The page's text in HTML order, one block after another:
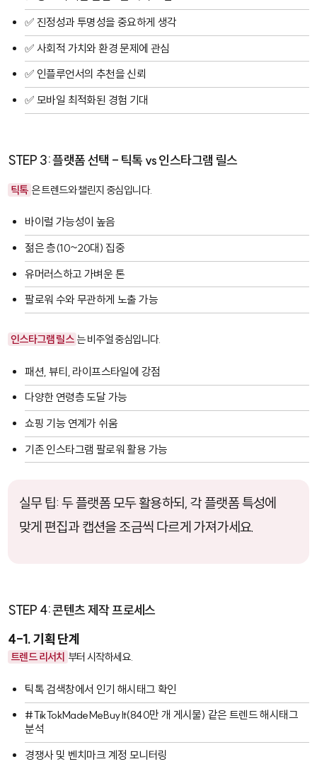
✅ 진정성과 투명성을 중요하게 생각
✅ 사회적 가치와 환경 문제에 관심
✅ 인플루언서의 추천을 신뢰
✅ 모바일 최적화된 경험 기대
STEP 3: 플랫폼 선택 - 틱톡 vs 인스타그램 릴스
틱톡 은 트렌드와 챌린지 중심입니다.
바이럴 가능성이 높음
젊은 층(10~20대) 집중
유머러스하고 가벼운 톤
팔로워 수와 무관하게 노출 가능
인스타그램 릴스 는 비주얼 중심입니다.
패션, 뷰티, 라이프스타일에 강점
다양한 연령층 도달 가능
쇼핑 기능 연계가 쉬움
기존 인스타그램 팔로워 활용 가능
실무 팁: 두 플랫폼 모두 활용하되, 각 플랫폼 특성에
맞게 편집과 캡션을 조금씩 다르게 가져가세요.
STEP 4: 콘텐츠 제작 프로세스
4-1. 기획 단계
트렌드 리서치 부터 시작하세요.
틱톡 검색창에서 인기 해시태그 확인
#TikTokMadeMeBuyIt(840만 개 게시물) 같은 트렌드 해시태그
분석
경쟁사 및 벤치마크 계정 모니터링